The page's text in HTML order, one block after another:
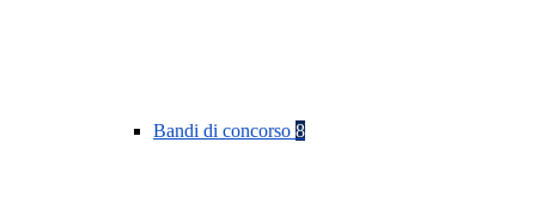
Bandi di concorso 8